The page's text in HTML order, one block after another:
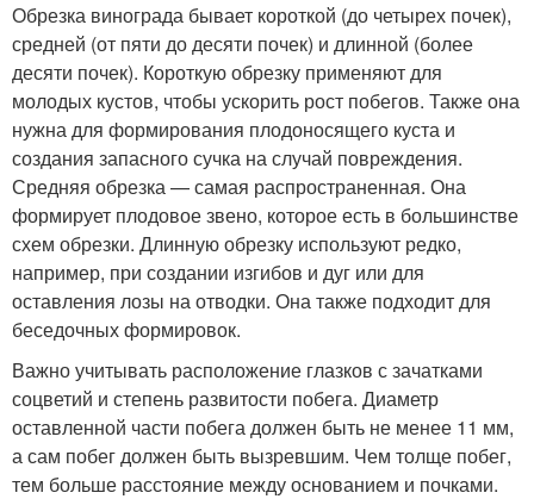
Обрезка винограда бывает короткой (до четырех почек),
средней (от пяти до десяти почек) и длинной (более
десяти почек). Короткую обрезку применяют для
молодых кустов, чтобы ускорить рост побегов. Также она
нужна для формирования плодоносящего куста и
создания запасного сучка на случай повреждения.
Средняя обрезка — самая распространенная. Она
формирует плодовое звено, которое есть в большинстве
схем обрезки. Длинную обрезку используют редко,
например, при создании изгибов и дуг или для
оставления лозы на отводки. Она также подходит для
беседочных формировок.
Важно учитывать расположение глазков с зачатками
соцветий и степень развитости побега. Диаметр
оставленной части побега должен быть не менее 11 мм,
а сам побег должен быть вызревшим. Чем толще побег,
тем больше расстояние между основанием и почками.